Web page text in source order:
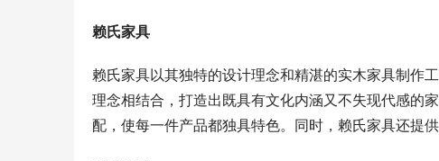
赖氏家具
赖氏家具以其独特的设计理念和精湛的实木家具制作
理念相结合，打造出既具有文化内涵又不失现代感的
配，使每一件产品都独具特色。同时，赖氏家具还提